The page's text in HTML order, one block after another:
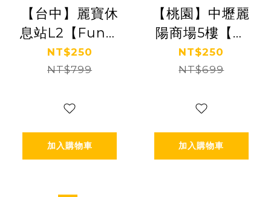
【台中】麗寶休
息站L2【Fun樂
星球】(追風奇
幻島集團)
NT$250
NT$799
加入購物車
【桃園】中壢麗
陽商場5樓【朵
朵花園】(追風
奇幻島集團)
NT$250
NT$699
加入購物車